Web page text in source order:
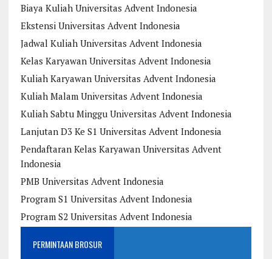
Biaya Kuliah Universitas Advent Indonesia
Ekstensi Universitas Advent Indonesia
Jadwal Kuliah Universitas Advent Indonesia
Kelas Karyawan Universitas Advent Indonesia
Kuliah Karyawan Universitas Advent Indonesia
Kuliah Malam Universitas Advent Indonesia
Kuliah Sabtu Minggu Universitas Advent Indonesia
Lanjutan D3 Ke S1 Universitas Advent Indonesia
Pendaftaran Kelas Karyawan Universitas Advent
Indonesia
PMB Universitas Advent Indonesia
Program S1 Universitas Advent Indonesia
Program S2 Universitas Advent Indonesia
PERMINTAAN BROSUR